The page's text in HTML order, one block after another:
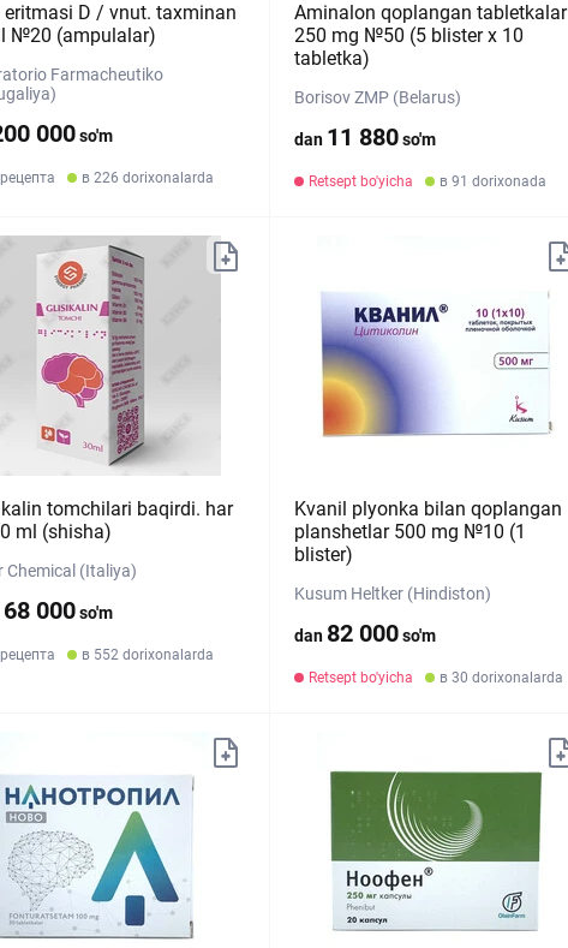
eritmasi D / vnut. taxminan
№20 (ampulalar)
Farmacheutiko
000so'm
в 226 dorixonalarda
Aminalon qoplangan tabletkalar
250 mg №50 (5 blister х 10
tabletka)
Borisov ZMP (Belarus)
dan 11 880so'm
Retsept bo'yicha в 91 dorixonada
tomchilari baqirdi. har
ml (shisha)
Chemical (Italiya)
000so'm
в 552 dorixonalarda
Kvanil plyonka bilan qoplangan
planshetlar 500 mg №10 (1
blister)
Kusum Heltker (Hindiston)
dan 82 000so'm
Retsept bo'yicha в 30 dorixonalarda